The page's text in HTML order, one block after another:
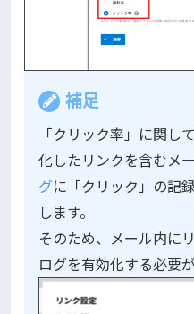
補足
「クリック率」に関し
化したリンクを含むメ
グに「クリック」の記
します。
そのため、メール内に
ログを有効化する必要